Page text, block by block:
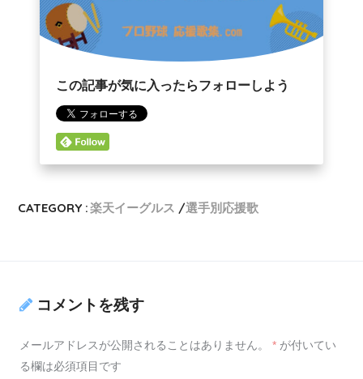
この記事が気に入ったらフォローしよう
CATEGORY :楽天イーグルス 選手別応援歌
コメントを残す
メールアドレスが公開されることはありません。 * が付いてい
る欄は必須項目です